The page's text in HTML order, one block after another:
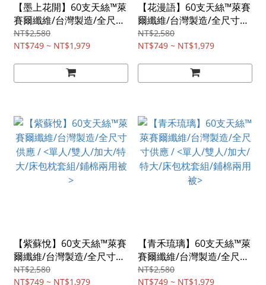
【墨上花開】60支天絲™萊
賽爾纖維/台灣製造/全尺寸
供應 / <單人/雙人/加大/特
大/床包枕套組/鋪棉兩用被
NT$2,580
NT$749 ~ NT$1,979
【花漫語】60支天絲™萊賽
爾纖維/台灣製造/全尺寸供
應 / <單人/雙人/加大/特大/
床包枕套組/鋪棉兩用被>
NT$2,580
NT$749 ~ NT$1,979
【紫蘇悅】60支天絲™萊賽
爾纖維/台灣製造/全尺寸供
應 / <單人/雙人/加大/特大/
NT$2,580
NT$749 ~ NT$1,979
【青禾琉璃】60支天絲™萊
賽爾纖維/台灣製造/全尺寸
供應 / <單人/雙人/加大/特
NT$2,580
NT$749 ~ NT$1,979